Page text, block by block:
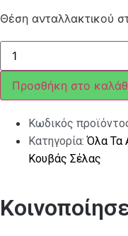
Θέση ανταλλακτικού
ΑΣΦΑΛΕΙΑ
ΜΕΓΑΛΗ
(6Χ100
MM)
ποσότητα
Προσθήκη στο
Κωδικός
Κατηγορία:Όλα Τα
Κουβάς Σέλας